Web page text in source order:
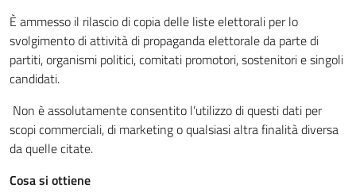
È ammesso il rilascio di copia delle liste elettorali per lo
svolgimento di attività di propaganda elettorale da parte di
partiti, organismi politici, comitati promotori, sostenitori e singoli
candidati.
Non è assolutamente consentito l’utilizzo di questi dati per
scopi commerciali, di marketing o qualsiasi altra finalità diversa
da quelle citate.
Cosa si ottiene